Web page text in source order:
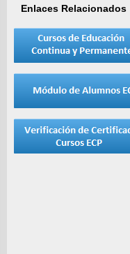
Enlaces Relacionados